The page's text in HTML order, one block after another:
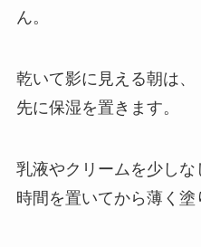
ん。
乾いて影に見える朝は、
先に保湿を置きます。
乳液やクリームを少しな
時間を置いてから薄く塗